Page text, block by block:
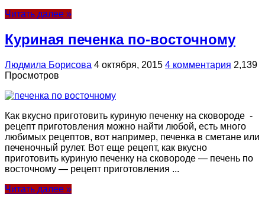
Читать далее »
Куриная печенка по-восточному
Людмила Борисова 4 октября, 2015 4 комментария 2,139
Просмотров
Как вкусно приготовить куриную печенку на сковороде -
рецепт приготовления можно найти любой, есть много
любимых рецептов, вот например, печенка в сметане или
печеночный рулет. Вот еще рецепт, как вкусно
приготовить куриную печенку на сковороде — печень по
восточному — рецепт приготовления ...
Читать далее »